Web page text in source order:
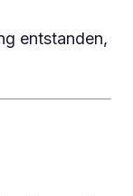
entstanden,